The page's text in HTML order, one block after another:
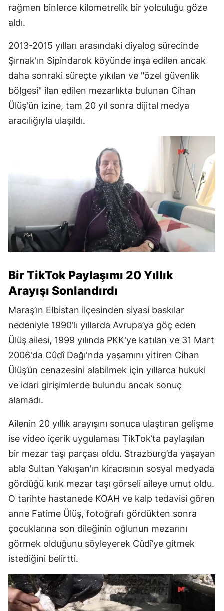
rağmen binlerce kilometrelik bir yolculuğu göze
aldı.
2013-2015 yılları arasındaki diyalog sürecinde
Şırnak'ın Sipîndarok köyünde inşa edilen ancak
daha sonraki süreçte yıkılan ve "özel güvenlik
bölgesi" ilan edilen mezarlıkta bulunan Cihan
Ülüş'ün izine, tam 20 yıl sonra dijital medya
aracılığıyla ulaşıldı.
Bir TikTok Paylaşımı 20 Yıllık
Arayışı Sonlandırdı
Maraş’ın Elbistan ilçesinden siyasi baskılar
nedeniyle 1990'lı yıllarda Avrupa’ya göç eden
Ülüş ailesi, 1999 yılında PKK'ye katılan ve 31 Mart
2006'da Cûdî Dağı'nda yaşamını yitiren Cihan
Ülüş’ün cenazesini alabilmek için yıllarca hukuki
ve idari girişimlerde bulundu ancak sonuç
alamadı.
Ailenin 20 yıllık arayışını sonuca ulaştıran gelişme
ise video içerik uygulaması TikTok’ta paylaşılan
bir mezar taşı parçası oldu. Strazburg’da yaşayan
abla Sultan Yakışan'ın kiracısının sosyal medyada
gördüğü kırık mezar taşı görseli aileye umut oldu.
O tarihte hastanede KOAH ve kalp tedavisi gören
anne Fatime Ülüş, fotoğrafı gördükten sonra
çocuklarına son dileğinin oğlunun mezarını
görmek olduğunu söyleyerek Cûdî’ye gitmek
istediğini belirtti.